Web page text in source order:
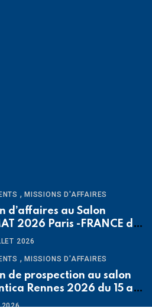
, MISSIONS D'AFFAIRES
d’affaires au Salon
2026 Paris -FRANCE du
septembre 2026
2026
, MISSIONS D'AFFAIRES
de prospection au salon
Rennes 2026 du 15 au
2026